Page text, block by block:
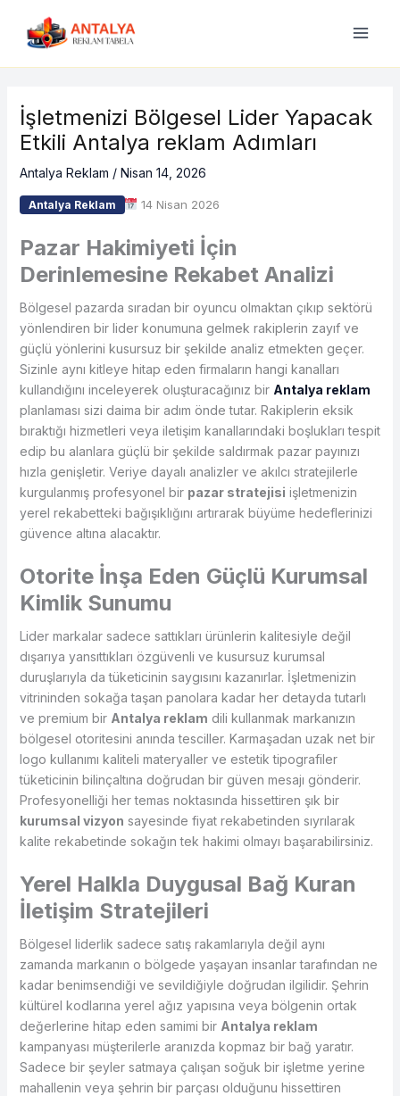
İşletmenizi Bölgesel Lider Yapacak
Etkili Antalya reklam Adımları
Antalya Reklam / Nisan 14, 2026
Antalya Reklam 14 Nisan 2026
Pazar Hakimiyeti İçin
Derinlemesine Rekabet Analizi
Bölgesel pazarda sıradan bir oyuncu olmaktan çıkıp sektörü
yönlendiren bir lider konumuna gelmek rakiplerin zayıf ve
güçlü yönlerini kusursuz bir şekilde analiz etmekten geçer.
Sizinle aynı kitleye hitap eden firmaların hangi kanalları
kullandığını inceleyerek oluşturacağınız bir Antalya reklam
planlaması sizi daima bir adım önde tutar. Rakiplerin eksik
bıraktığı hizmetleri veya iletişim kanallarındaki boşlukları tespit
edip bu alanlara güçlü bir şekilde saldırmak pazar payınızı
hızla genişletir. Veriye dayalı analizler ve akılcı stratejilerle
kurgulanmış profesyonel bir pazar stratejisi işletmenizin
yerel rekabetteki bağışıklığını artırarak büyüme hedeflerinizi
güvence altına alacaktır.
Otorite İnşa Eden Güçlü Kurumsal
Kimlik Sunumu
Lider markalar sadece sattıkları ürünlerin kalitesiyle değil
dışarıya yansıttıkları özgüvenli ve kusursuz kurumsal
duruşlarıyla da tüketicinin saygısını kazanırlar. İşletmenizin
vitrininden sokağa taşan panolara kadar her detayda tutarlı
ve premium bir Antalya reklam dili kullanmak markanızın
bölgesel otoritesini anında tesciller. Karmaşadan uzak net bir
logo kullanımı kaliteli materyaller ve estetik tipografiler
tüketicinin bilinçaltına doğrudan bir güven mesajı gönderir.
Profesyonelliği her temas noktasında hissettiren şık bir
kurumsal vizyon sayesinde fiyat rekabetinden sıyrılarak
kalite rekabetinde sokağın tek hakimi olmayı başarabilirsiniz.
Yerel Halkla Duygusal Bağ Kuran
İletişim Stratejileri
Bölgesel liderlik sadece satış rakamlarıyla değil aynı
zamanda markanın o bölgede yaşayan insanlar tarafından ne
kadar benimsendiği ve sevildiğiyle doğrudan ilgilidir. Şehrin
kültürel kodlarına yerel ağız yapısına veya bölgenin ortak
değerlerine hitap eden samimi bir Antalya reklam
kampanyası müşterilerle aranızda kopmaz bir bağ yaratır.
Sadece bir şeyler satmaya çalışan soğuk bir işletme yerine
mahallenin veya şehrin bir parçası olduğunu hissettiren